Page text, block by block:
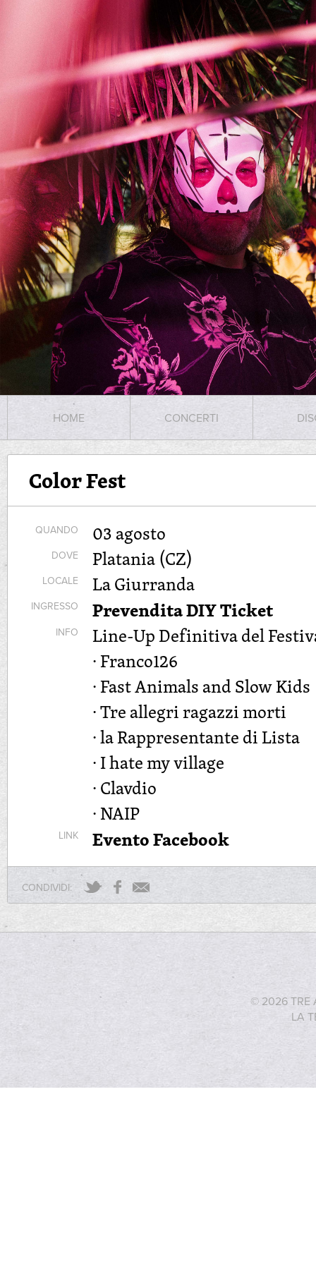
HOME CONCERTI
Color Fest
QUANDO 03 agosto
DOVE Platania (CZ)
LOCALE La Giurranda
INGRESSO Prevendita DIY Ticket
INFO
Line-Up Definitiva del
∙ Franco126
∙ Fast Animals and Slow Kids
∙ Tre allegri ragazzi morti
∙ la Rappresentante di Lista
∙ I hate my village
∙ Clavdio
∙ NAIP
LINK Evento Facebook
CONDIVIDI:
© 2026 TRE
LA